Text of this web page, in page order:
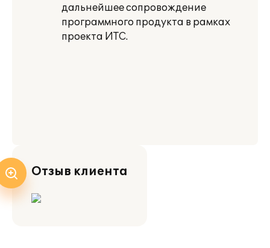
дальнейшее сопровождение
программного продукта в рамках
проекта ИТС.
Отзыв клиента